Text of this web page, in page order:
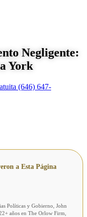
Negligente:
York
(646) 647-
a Esta Página
Políticas y Gobierno, John
años en The Orlow Firm,